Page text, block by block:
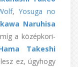
,Yosuga no
Naruhisa
a középkori-
Takeshi
ez, úgyhogy